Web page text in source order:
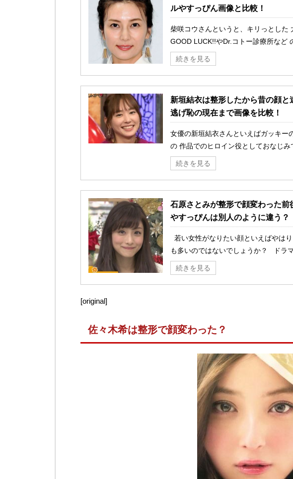
ルやすっぴん画像と比較！
柴咲コウさんというと、キリっとした
GOOD LUCK!!やDr.コトー診療所など
続きを見る
新垣結衣は整形したから昔の顔
逃げ恥の現在まで画像を比較！
女優の新垣結衣さんといえばガッキー
の 作品でのヒロイン役としておなじ
続きを見る
石原さとみが整形で顔変わった
やすっぴんは別人のように違う？
若い女性がなりたい顔といえばやは
も多いのではないでしょうか？ ドラ
続きを見る
[original]
佐々木希は整形で顔変わった？